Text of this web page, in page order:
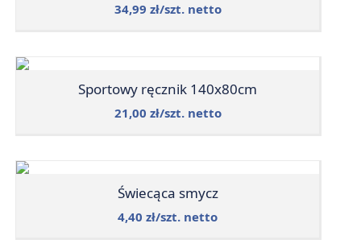
34,99 zł/szt. netto
Sportowy ręcznik 140x80cm
21,00 zł/szt. netto
Świecąca smycz
4,40 zł/szt. netto